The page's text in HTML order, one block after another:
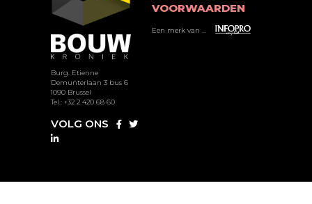
Burg. Etienne
Demunterlaan 3 bus 6
1090 Brussel
Tel.: +32 2 420 68 60
VOLG ONS
VOORWAARDEN
Een merk van ...